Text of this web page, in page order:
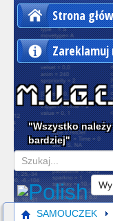
Strona
Zareklamuj
"Wszystko
bardziej"
Szukaj
SAMOUCZEK